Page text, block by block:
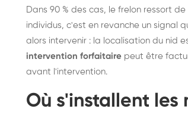
Dans 90 % des cas, le frelon ressort
individus, c'est en revanche un signal
alors intervenir : la localisation du nid
intervention forfaitaire peut être
avant l'intervention.
Où s'installent les